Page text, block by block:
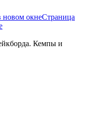
новом окнеСтраница
Кемпы и